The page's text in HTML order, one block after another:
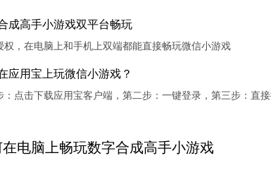
成高手小游戏双平台畅玩
权，在电脑上和手机上双端都能直接畅玩微信小游戏
应用宝上玩微信小游戏？
：点击下载应用宝客户端，第二步：一键登录，第三步：直
电脑上畅玩数字合成高手小游戏